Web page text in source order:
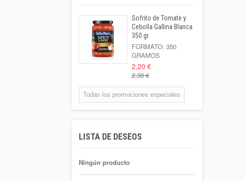
Leche Coaliment
Semidesnatada
Botella 1l o...
1,02 €
Patata Kenebeck 1
Kilo
Formato: 1 Kilo
1,95 €
L
Sofrito de Tomate y
Cebolla Gallina Blanca
350 gr.
FORMATO: 350
GRAMOS
2,20 €
2,30 €
Todas los promociones especiales
LISTA DE DESEOS
Ningún producto